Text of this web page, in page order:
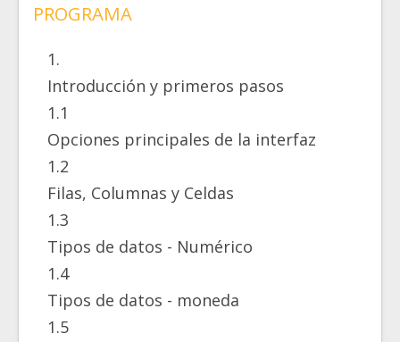
PROGRAMA
1.
Introducción y primeros pasos
1.1
Opciones principales de la interfaz
1.2
Filas, Columnas y Celdas
1.3
Tipos de datos - Numérico
1.4
Tipos de datos - moneda
1.5